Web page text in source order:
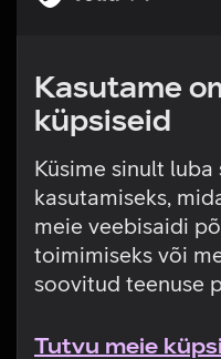
Kasutame
küpsiseid
Küsime sinult
kasutamiseks,
meie veebisaidi
toimimiseks või
soovitud teenuse
Tutvu meie